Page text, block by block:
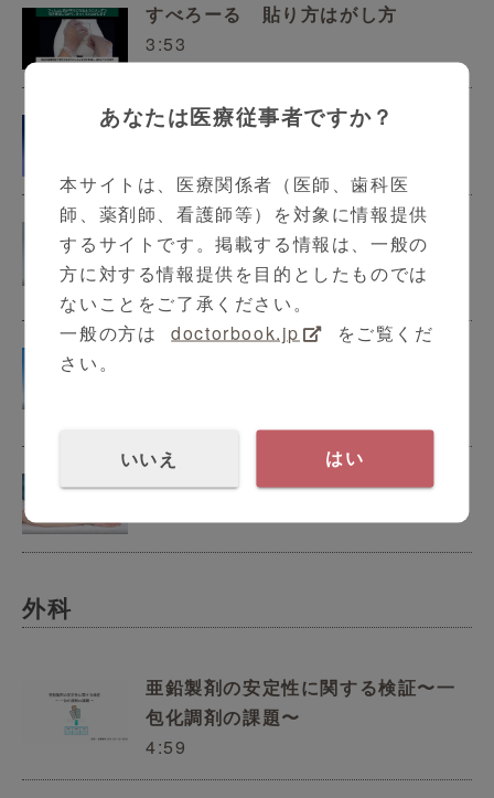
すべろーる 貼り方はがし方
3:53
ジアワイパー0.1
サージカルマスクプレミアムご紹
介、使用方法他
3:16
ヘキシジン綿球ご紹介、使用方法
外科
亜鉛製剤の安定性に関する検証〜一
包化調剤の課題〜
4:59
あなたは医療従事者ですか？
本サイトは、医療関係者（医師、歯科医
師、薬剤師、看護師等）を対象に情報提供
するサイトです。掲載する情報は、一般の
方に対する情報提供を目的としたものでは
ないことをご了承ください。
一般の方は
doctorbook.jp
をご覧くだ
さい。
いいえ はい